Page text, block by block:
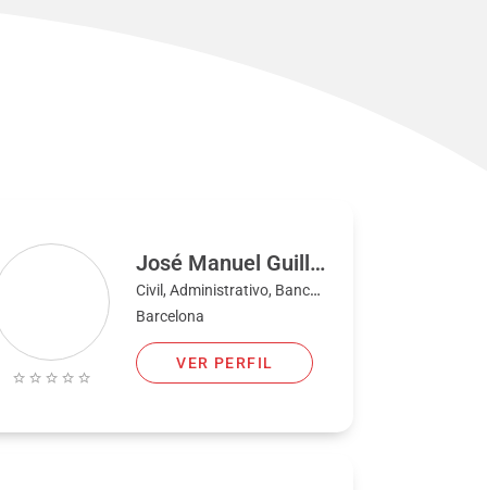
José Manuel Guilló Buendía
Civil, Administrativo, Bancario, Familia, Fiscal, Penal
Barcelona
VER PERFIL